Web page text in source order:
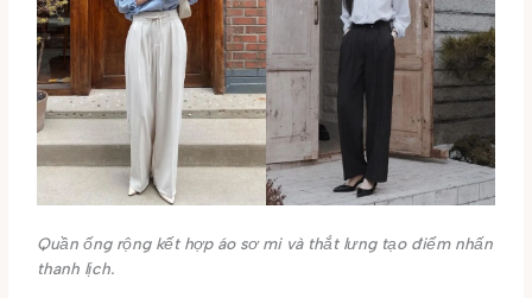
Quần ống rộng kết hợp áo sơ mi và thắt lưng tạo điểm nhấn
thanh lịch.